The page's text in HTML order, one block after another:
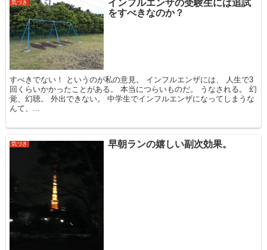
気づき
インフルエンザの受験生には追試
をすべきなのか？
すべきでない！ というのが私の意見。 インフルエンザには、 人生で3
回くらいかかったことがある。 本当につらいものだ。 うなされる。 幻
覚、幻聴。 外出できない。 中学生でインフルエンザになってしまうな
んて、...
気づき 早朝ランの嬉しい副次効果。